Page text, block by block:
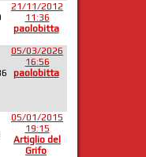
21/11/2012
11:36
paolobitta
05/03/2026
16:56
paolobitta
05/01/2015
19:15
Artiglio del
Grifo